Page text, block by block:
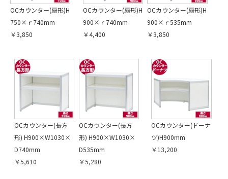
OCカウンター(扇形)H
750×ｒ740mm
￥3,850
OCカウンター(扇形)H
900×ｒ740mm
￥4,400
OCカウンター(扇形)H
900×ｒ535mm
￥3,850
OCカウンター(長方
形) H900×W1030×
D740mm
￥5,610
OCカウンター(長方
形) H900×W1030×
D535mm
￥5,280
OCカウンター(ドーナ
ツ)H900mm
￥13,200